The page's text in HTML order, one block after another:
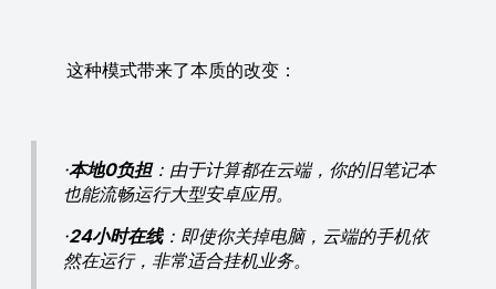
这种模式带来了本质的改变：
·本地0负担：由于计算都在云端，你的旧笔记本
也能流畅运行大型安卓应用。
·24小时在线：即使你关掉电脑，云端的手机依
然在运行，非常适合挂机业务。